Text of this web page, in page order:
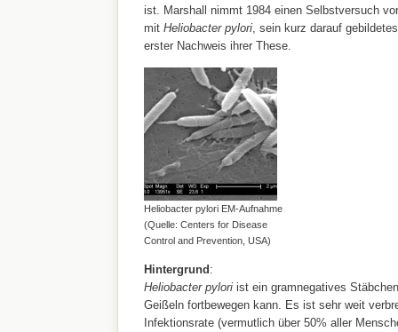
ist. Marshall nimmt 1984 einen Selbstversuch
mit Heliobacter pylori, sein kurz darauf
erster Nachweis ihrer These.
Heliobacter pylori EM-Aufnahme
(Quelle: Centers for Disease
Control and Prevention, USA)
Hintergrund:
Heliobacter pyloriist ein gramnegatives
Geißeln fortbewegen kann. Es ist sehr weit
Infektionsrate (vermutlich über 50% aller